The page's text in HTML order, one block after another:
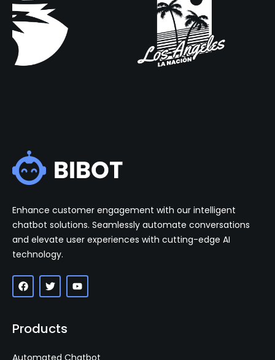
Enhance customer engagement with our intelligent
chatbot solutions. Seamlessly automate conversations
and elevate user experiences with cutting-edge AI
technology.
Products
Automated Chatbot